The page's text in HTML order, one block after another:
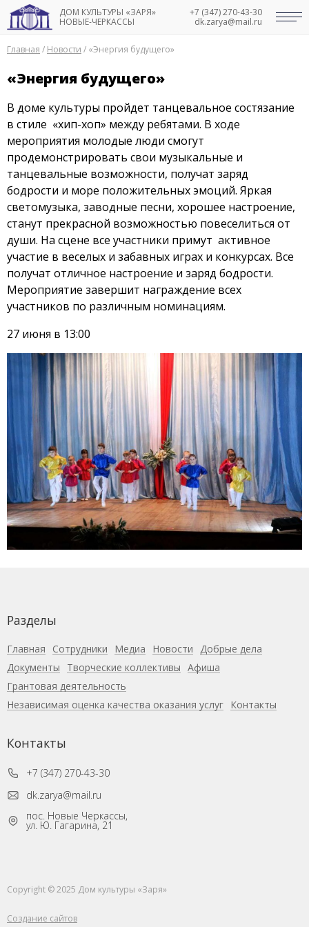
ДОМ КУЛЬТУРЫ «ЗАРЯ»
НОВЫЕ-ЧЕРКАССЫ
+7 (347) 270-43-30
dk.zarya@mail.ru
Главная / Новости / «Энергия будущего»
«Энергия будущего»
В доме культуры пройдет танцевальное состязание
в стиле «хип-хоп» между ребятами. В ходе
мероприятия молодые люди смогут
продемонстрировать свои музыкальные и
танцевальные возможности, получат заряд
бодрости и море положительных эмоций. Яркая
светомузыка, заводные песни, хорошее настроение,
станут прекрасной возможностью повеселиться от
души. На сцене все участники примут активное
участие в веселых и забавных играх и конкурсах. Все
получат отличное настроение и заряд бодрости.
Мероприятие завершит награждение всех
участников по различным номинациям.
27 июня в 13:00
Разделы
Главная Сотрудники Медиа Новости Добрые дела
Документы
Творческие коллективы Афиша
Грантовая деятельность
Независимая оценка качества оказания услуг Контакты
Контакты
+7 (347) 270-43-30
dk.zarya@mail.ru
пос. Новые Черкассы,
ул. Ю. Гагарина, 21
Copyright © 2025 Дом культуры «Заря»
Создание сайтов